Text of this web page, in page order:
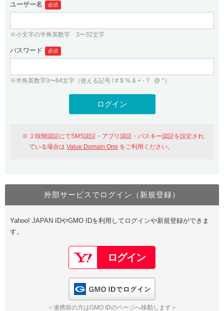
.jpドメインバックオーダー
プレミアムドメイン
人気ドメインの種類
WHOIS検索
紹介制度
バリュードメインAPI
ドメイン・ホスティングOEM
ログイン
従来のバリュードメインをご利用希望の方
Value Domainにログイン
おすすめ One レンタルサーバーを含む最新の機能を使う方
Value Domain Oneにログイン
Google
GMO ID Amazon
※AmazonはValue Domain Oneのログイン画面へ遷移します
ユーザー登録
Value Domain Oneアカウント作成
以下でも登録可能
Google Yahoo!
GMO ID
ユーザー名 必須
※小文字の半角英数字 3〜32文字
パスワード 必須
※半角英数字3〜64文字（使える記号 ! # $ % & + - ? . @ ^）
２段階認証にてSMS認証・アプリ認証・パスキー認証を設定され
ている場合はValue Domain One をご利用ください。
外部サービスでログイン（新規登録）
Yahoo! JAPAN IDやGMO IDを利用してログインや新規登録ができま
す。
＜連携前の方はGMO IDのページへ移動します＞